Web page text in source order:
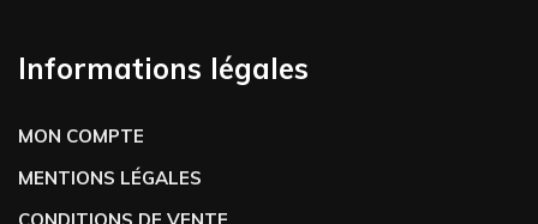
Informations légales
MON COMPTE
MENTIONS LÉGALES